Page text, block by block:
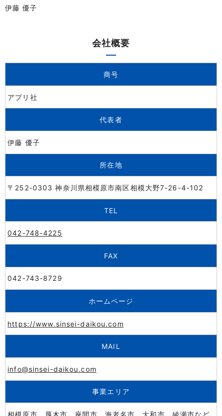
伊藤 優子
会社概要
商号
アプリ社
代表者
伊藤 優子
所在地
〒252-0303 神奈川県相模原市南区相模大野7-26-4-102
TEL
042-748-4225
FAX
042-743-8729
ホームページ
https://www.sinsei-daikou.com
MAIL
info@sinsei-daikou.com
事業エリア
相模原市、厚木市、座間市、海老名市、大和市、綾瀬市など